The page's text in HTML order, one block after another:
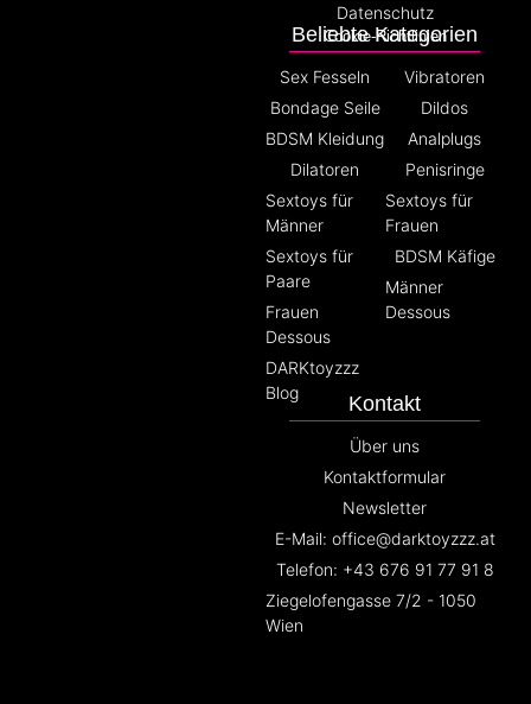
Beliebte Kategorien
Sex Fesseln
Bondage Seile
BDSM Kleidung
Dilatoren
Sextoys für
Männer
Sextoys für
Paare
Frauen
Dessous
DARKtoyzzz
Blog
Vibratoren
Dildos
Analplugs
Penisringe
Sextoys für
Frauen
BDSM Käfige
Männer
Dessous
Datenschutz
Cookie-Richtlinien
Kontakt
Über uns
Kontaktformular
Newsletter
E-Mail: office@darktoyzzz.at
Telefon: +43 676 91 77 91 8
Ziegelofengasse 7/2 - 1050
Wien